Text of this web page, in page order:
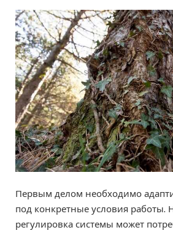
Первым делом необходимо
под конкретные условия работы.
регулировка системы может